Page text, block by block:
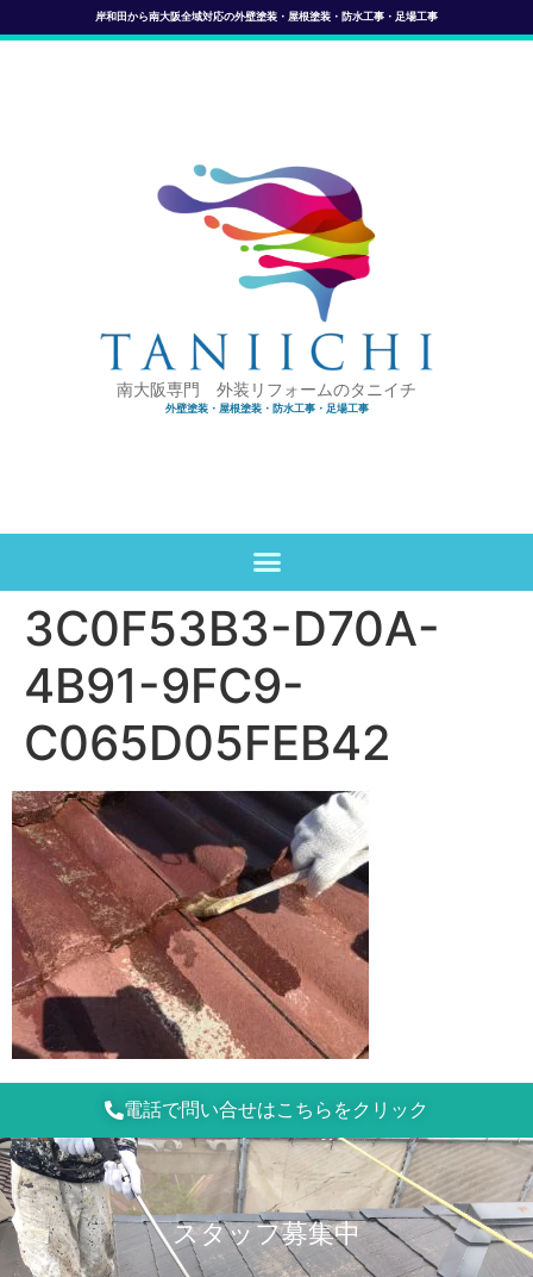
岸和田から南大阪全域対応の外壁塗装・屋根塗装・防水工事・足場工事
南大阪専門 外装リフォームのタニイチ
外壁塗装・屋根塗装・防水工事・足場工事
3C0F53B3-D70A-
4B91-9FC9-
C065D05FEB42
電話で問い合せはこちらをクリック
スタッフ募集中